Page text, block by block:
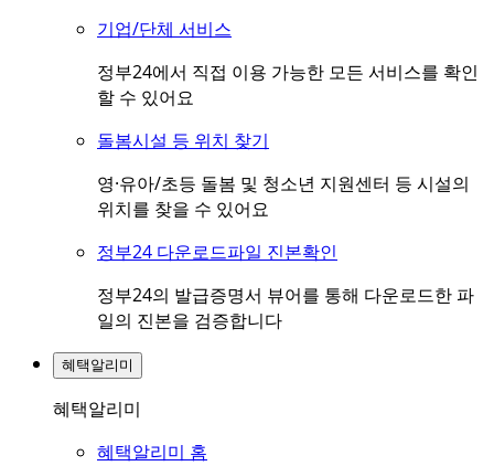
기업/단체 서비스
정부24에서 직접 이용 가능한 모든 서비스를 확인
할 수 있어요
돌봄시설 등 위치 찾기
영·유아/초등 돌봄 및 청소년 지원센터 등 시설의
위치를 찾을 수 있어요
정부24 다운로드파일 진본확인
정부24의 발급증명서 뷰어를 통해 다운로드한 파
일의 진본을 검증합니다
혜택알리미
혜택알리미
혜택알리미 홈